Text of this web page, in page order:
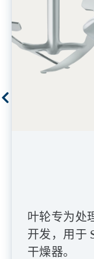
叶轮专为处
开发，用于
干燥器。